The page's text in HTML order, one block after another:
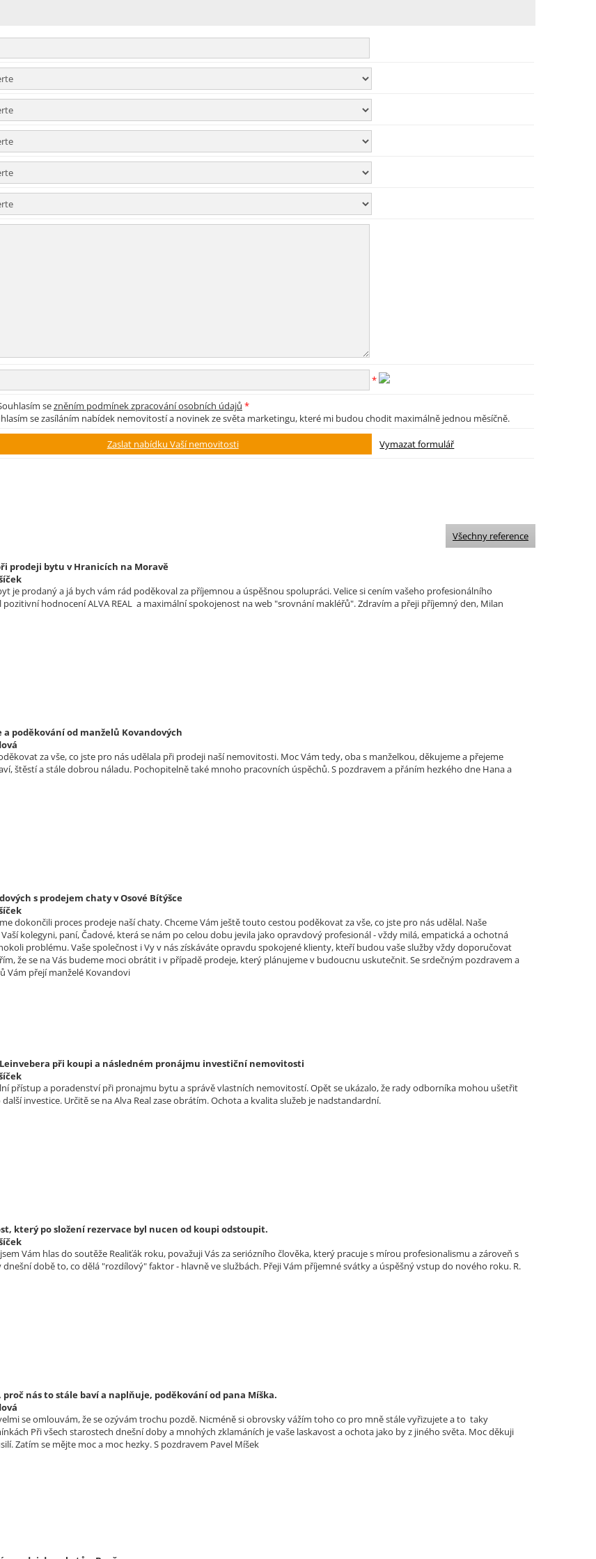
*
sezněním podmínek zpracování osobních údajů *
se zasíláním nabídek nemovitostí a novinek ze světa marketingu, které mi budou chodit maximálně jednou měsíčně.
prodeji bytu v Hranicích na Moravě
je prodaný a já bych vám rád poděkoval za příjemnou a úspěšnou spolupráci. Velice si cením vašeho profesionálního
hodnocení ALVA REAL a maximální spokojenost na web "srovnání makléřů". Zdravím a přeji příjemný den, Milan
a poděkování od manželů Kovandových
za vše, co jste pro nás udělala při prodeji naší nemovitosti. Moc Vám tedy, oba s manželkou, děkujeme a přejeme
štěstí a stále dobrou náladu. Pochopitelně také mnoho pracovních úspěchů. S pozdravem a přáním hezkého dne Hana a
s prodejem chaty v Osové Bítýšce
dokončili proces prodeje naší chaty. Chceme Vám ještě touto cestou poděkovat za vše, co jste pro nás udělal. Naše
kolegyni, paní, Čadové, která se nám po celou dobu jevila jako opravdový profesionál - vždy milá, empatická a ochotná
problému. Vaše společnost i Vy v nás získáváte opravdu spokojené klienty, kteří budou vaše služby vždy doporučovat
že se na Vás budeme moci obrátit i v případě prodeje, který plánujeme v budoucnu uskutečnit. Se srdečným pozdravem a
Vám přejí manželé Kovandovi
při koupi a následném pronájmu investiční nemovitosti
přístup a poradenství při pronajmu bytu a správě vlastních nemovitostí. Opět se ukázalo, že rady odborníka mohou ušetřit
investice. Určitě se na Alva Real zase obrátím. Ochota a kvalita služeb je nadstandardní.
který po složení rezervace byl nucen od koupi odstoupit.
Vám hlas do soutěže Realiťák roku, považuji Vás za seriózního člověka, který pracuje s mírou profesionalismu a zároveň s
době to, co dělá "rozdílový" faktor - hlavně ve službách. Přeji Vám příjemné svátky a úspěšný vstup do nového roku. R.
nás to stále baví a naplňuje, poděkování od pana Míška.
se omlouvám, že se ozývám trochu pozdě. Nicméně si obrovsky vážím toho co pro mně stále vyřizujete a to taky
Při všech starostech dnešní doby a mnohých zklamáních je vaše laskavost a ochota jako by z jiného světa. Moc děkuji
Zatím se mějte moc a moc hezky. S pozdravem Pavel Míšek
Všechny reference